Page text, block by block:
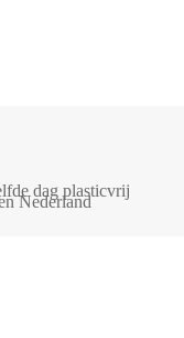
dag plasticvrij
Nederland